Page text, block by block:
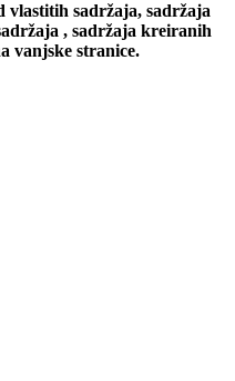
vlastitih sadržaja, sadržaja
, sadržaja kreiranih
vanjske stranice.